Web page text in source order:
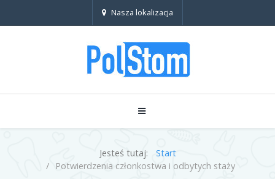
Nasza lokalizacja
Jesteś tutaj:
Start
Potwierdzenia członkostwa i odbytych staży